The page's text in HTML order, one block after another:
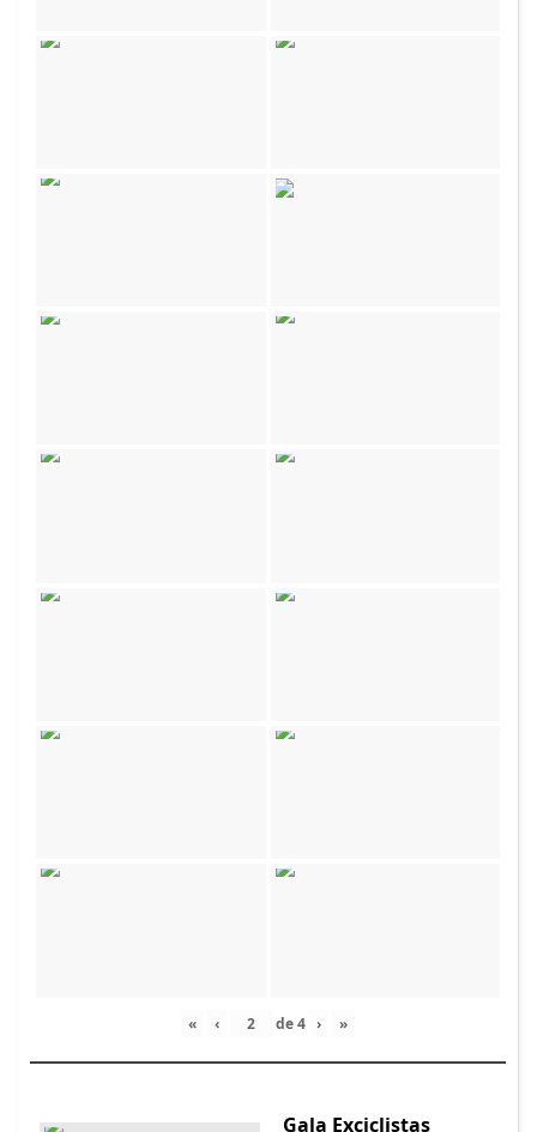
« ‹ de4 › »
Gala Exciclistas